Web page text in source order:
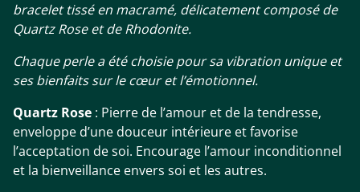
bracelet tissé en macramé, délicatement composé de
Quartz Rose et de Rhodonite.
Chaque perle a été choisie pour sa vibration unique et
ses bienfaits sur le cœur et l’émotionnel.
Quartz Rose : Pierre de l’amour et de la tendresse,
enveloppe d’une douceur intérieure et favorise
l’acceptation de soi. Encourage l’amour inconditionnel
et la bienveillance envers soi et les autres.